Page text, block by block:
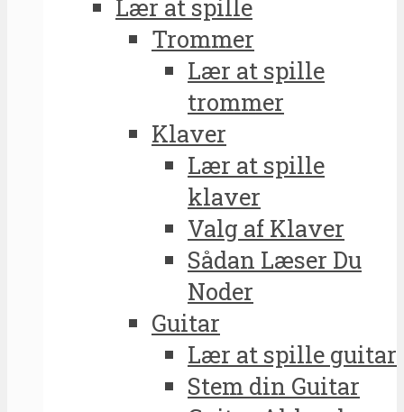
Lær at spille
Trommer
Lær at spille
trommer
Klaver
Lær at spille
klaver
Valg af Klaver
Sådan Læser Du
Noder
Guitar
Lær at spille guitar
Stem din Guitar